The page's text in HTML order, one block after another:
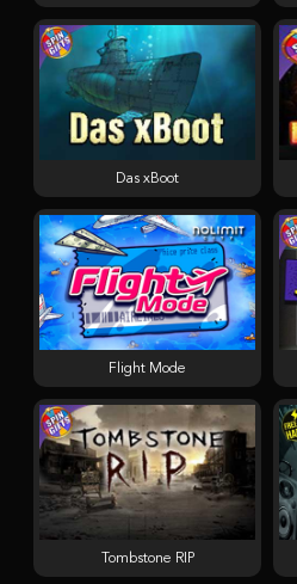
Tombstone RIP
Das xBoot
Flight Mode